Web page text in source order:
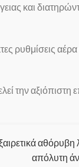
και
ρυθμίσεις
την αξιόπιστη
αθόρυβη
απόλυτη